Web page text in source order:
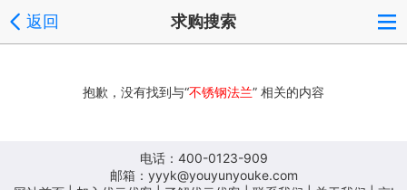
返回 求购搜索
抱歉，没有找到与“不锈钢法兰” 相关的内容
电话：400-0123-909
邮箱：yyyk@youyunyouke.com